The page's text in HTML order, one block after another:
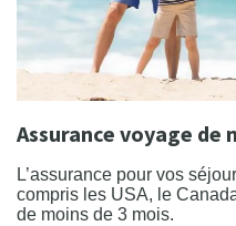
Assurance voyage de
L’assurance pour vos
compris les USA, le
de moins de 3 mois.